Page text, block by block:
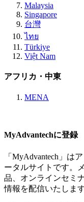
Malaysia
Singapore
台灣
ไทย
Türkiye
Việt Nam
アフリカ・中東
MENA
MyAdvantechに登録
「MyAdvantech」は
ータルサイトです。
品、オンラインセミ
情報を配信いたします